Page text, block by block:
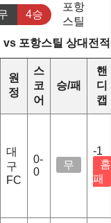
4승
포항
스틸
vs 포항스틸 상대전적
원
정
스
코
어
승/패
핸
디
캡
대
구
FC
0-
0
무
-1
홈
패